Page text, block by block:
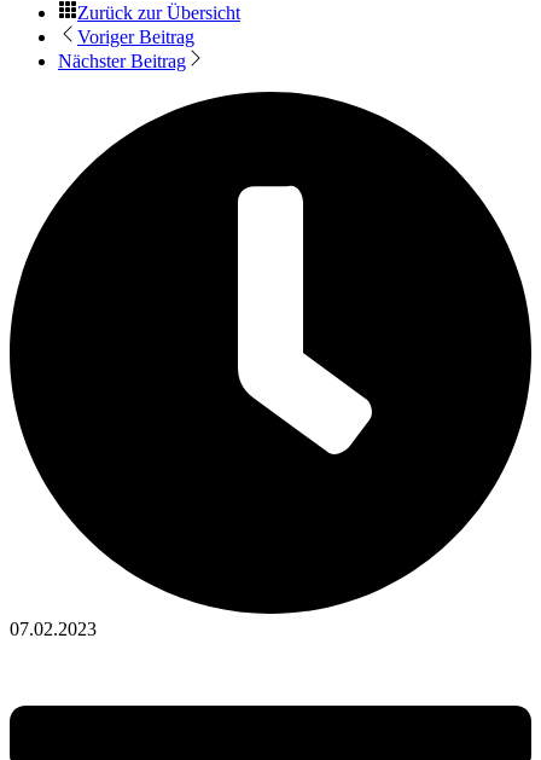
Zurück zur Übersicht
Voriger Beitrag
Nächster Beitrag
07.02.2023